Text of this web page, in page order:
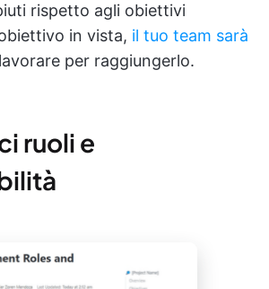
rispetto agli obiettivi
in vista, il tuo team sarà
per raggiungerlo.
ruoli e